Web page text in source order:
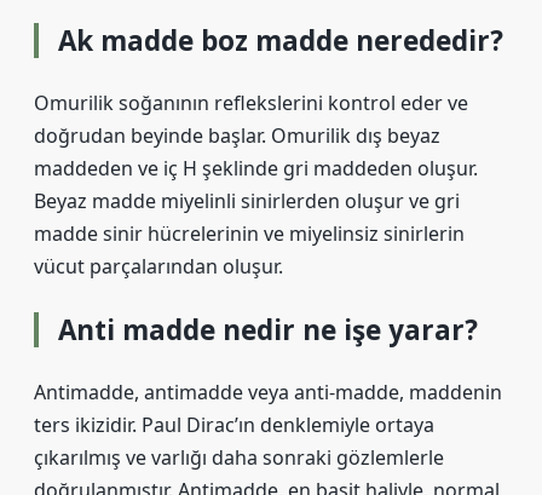
Ak madde boz madde nerededir?
Omurilik soğanının reflekslerini kontrol eder ve
doğrudan beyinde başlar. Omurilik dış beyaz
maddeden ve iç H şeklinde gri maddeden oluşur.
Beyaz madde miyelinli sinirlerden oluşur ve gri
madde sinir hücrelerinin ve miyelinsiz sinirlerin
vücut parçalarından oluşur.
Anti madde nedir ne işe yarar?
Antimadde, antimadde veya anti-madde, maddenin
ters ikizidir. Paul Dirac’ın denklemiyle ortaya
çıkarılmış ve varlığı daha sonraki gözlemlerle